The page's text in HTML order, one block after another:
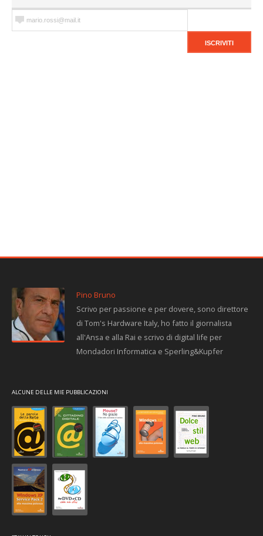
Pino Bruno
Scrivo per passione e per dovere, sono direttore
di Tom's Hardware Italy, ho fatto il giornalista
all'Ansa e alla Rai e scrivo di digital life per
Mondadori Informatica e Sperling&Kupfer
ALCUNE DELLE MIE PUBBLICAZIONI